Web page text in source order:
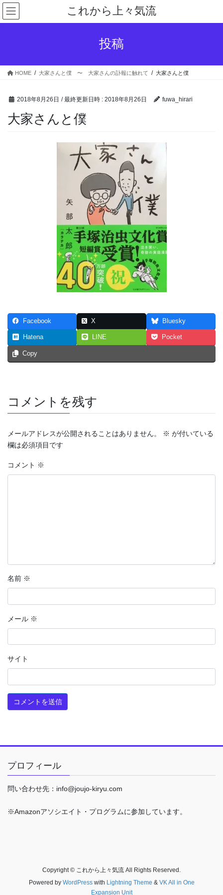
コ
ン
テ
ス
ナ
ビ
ゲ
ン
これから上々気流
投稿
HOME 大家さんと僕 〜 大家さんの訃報に触れて 大家さんと僕
2018年8月26日 / 最終更新日時 : 2018年8月26日 fuwa_hirari
大家さんと僕
Facebook X Bluesky
Hatena LINE Pocket
Copy
コメントを残す
メールアドレスが公開されることはありません。 ※ が付いている
欄は必須項目です
コメント ※
名前 ※
メール ※
サイト
プロフィール
問い合わせ先：info@joujo-kiryu.com
※Amazonアソシエイト・プログラムに参加しています。
Copyright © これから上々気流 All Rights Reserved.
Powered by WordPresswith Lightning Theme & VK All in One
Expansion Unit